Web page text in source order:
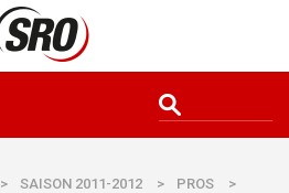
> SAISON 2011-2012 > PROS
>